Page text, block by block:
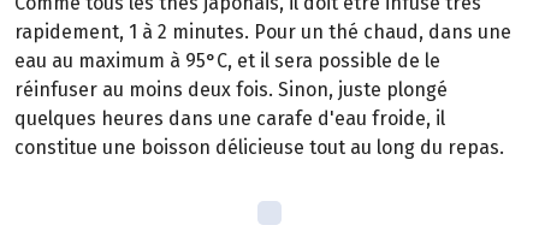
rapidement, 1 à 2 minutes. Pour un thé chaud, dans une
eau au maximum à 95°C, et il sera possible de le
réinfuser au moins deux fois. Sinon, juste plongé
quelques heures dans une carafe d'eau froide, il
constitue une boisson délicieuse tout au long du repas.